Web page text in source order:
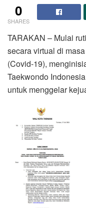
0
SHARES
TARAKAN – Mulai
secara virtual di
(Covid-19),
Taekwondo
untuk menggelar